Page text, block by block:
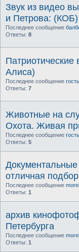
Звук из видео
и Петрова: (КОБ)
Последнее сообщение
Ответы: 8
Алиса)
Последнее сообщение
Ответы: 7
Животные на
Охота. Живая
Последнее сообщение
Ответы: 5
отличная
Последнее сообщение
Ответы: 1
архив
Петербурга
Последнее сообщение
Ответы: 1